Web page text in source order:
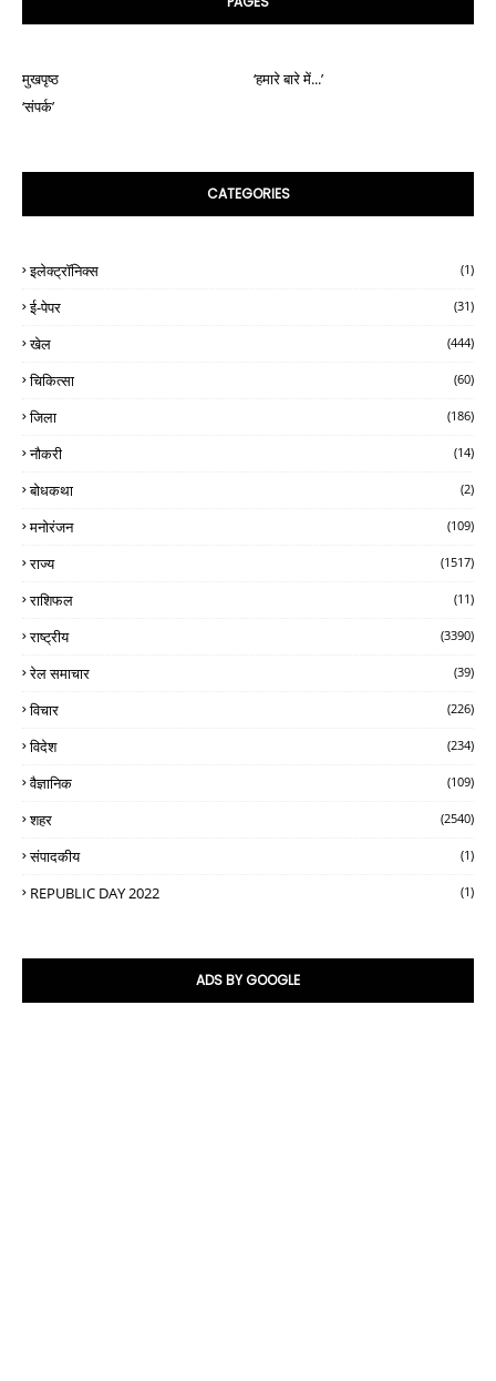
मुखपृष्ठ
‘हमारे बारे में...’
‘संपर्क’
CATEGORIES
इलेक्ट्रॉनिक्स (1)
ई-पेपर (31)
खेल (444)
चिकित्सा (60)
जिला (186)
नौकरी (14)
बोधकथा (2)
मनोरंजन (109)
राज्य (1517)
राशिफल (11)
राष्ट्रीय (3390)
रेल समाचार (39)
विचार (226)
विदेश (234)
वैज्ञानिक (109)
शहर (2540)
संपादकीय (1)
REPUBLIC DAY 2022 (1)
ADS BY GOOGLE